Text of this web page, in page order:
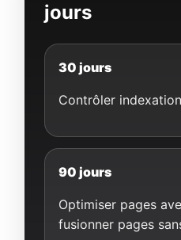
jours
30 jours
Contrôler
90 jours
Optimiser pages
fusionner pages